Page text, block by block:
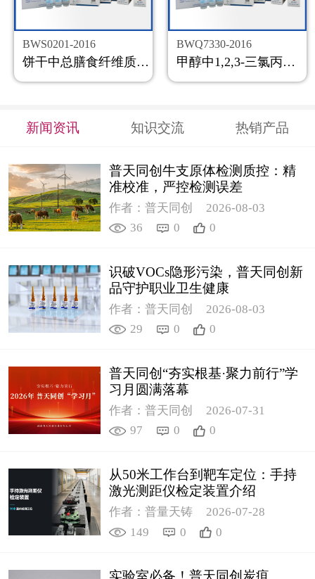
BWS0201-2016
饼干中总膳食纤维质控样品
BWQ7330-2016
甲醇中1,2,3-三氯丙烷溶液标准物质
新闻资讯 知识交流 热销产品
普天同创牛支原体检测质控：精
准校准，严控检测误差
作者：普天同创
2026-08-03
36
0 0
识破VOCs隐形污染，普天同创新
品守护职业卫生健康
作者：普天同创
2026-08-03
29
0 0
普天同创“夯实根基·聚力前行”学
习月圆满落幕
作者：普天同创
2026-07-31
97
0 0
从50米工作台到靶车定位：手持
激光测距仪检定装置介绍
作者：普量天铸
2026-07-28
149
0 0